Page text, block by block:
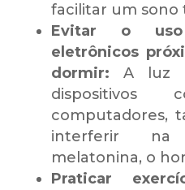
facilitar um sono
Evitar o
eletrônicos
dormir: A luz
dispositivos
computadores,
interferir
melatonina, o
Praticar